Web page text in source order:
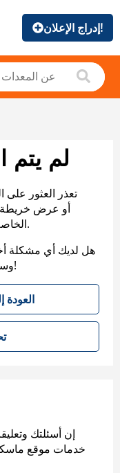
إدراج الإعلان!
لم يتم
تعذر العثور
الخاصة بنا لمساعدتك في العثور على ما تريد.
هل لديك أي مشكلة
وسنعاود التواصل معك. شكرًا على صبرك!
العودة
تحديث الصفحة
إن أسئلتك
خدمات موقع